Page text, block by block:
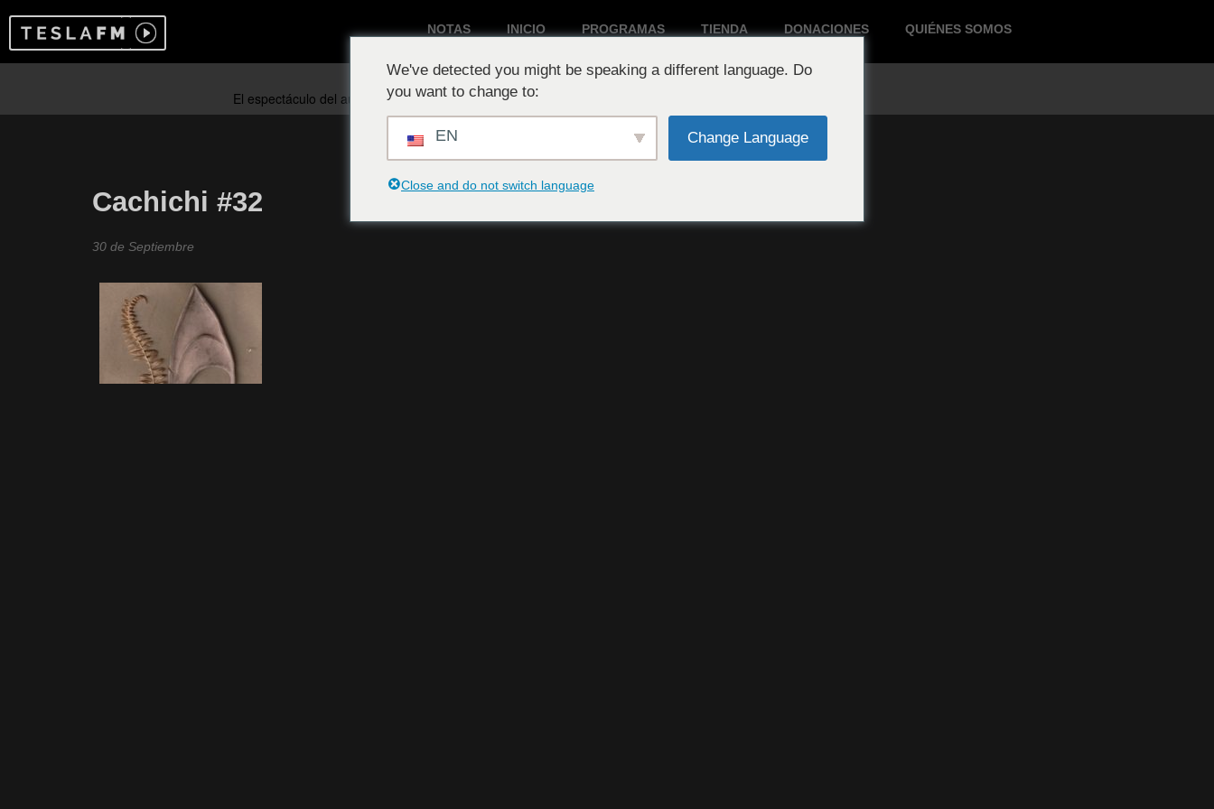
NOTAS INICIO PROGRAMAS TIENDA DONACIONES QUIÉNES SOMOS
Reproduciendo ahora:
Cachichi #32
30 de Septiembre
We've detected you might be speaking a different language. Do
you want to change to:
EN Change Language
Close and do not switch language